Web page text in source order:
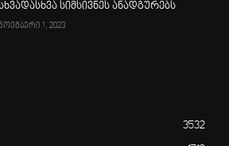
სიმსივნეს ანადგურებს
1, 2023
3532